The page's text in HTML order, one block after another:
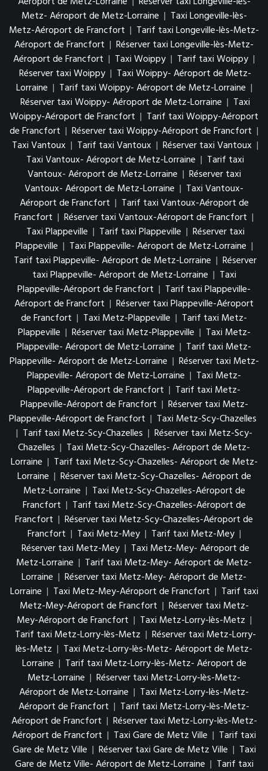
Metz- Aéroport de Metz-Lorraine | Taxi Longeville-lès-
Metz-Aéroport de Francfort | Tarif taxi Longeville-lès-Metz-
Aéroport de Francfort | Réserver taxi Longeville-lès-Metz-
Aéroport de Francfort | Taxi Woippy | Tarif taxi Woippy |
Réserver taxi Woippy | Taxi Woippy- Aéroport de Metz-
Lorraine | Tarif taxi Woippy- Aéroport de Metz-Lorraine |
Réserver taxi Woippy- Aéroport de Metz-Lorraine | Taxi
Woippy-Aéroport de Francfort | Tarif taxi Woippy-Aéroport
de Francfort | Réserver taxi Woippy-Aéroport de Francfort |
Taxi Vantoux | Tarif taxi Vantoux | Réserver taxi Vantoux |
Taxi Vantoux- Aéroport de Metz-Lorraine | Tarif taxi
Vantoux- Aéroport de Metz-Lorraine | Réserver taxi
Vantoux- Aéroport de Metz-Lorraine | Taxi Vantoux-
Aéroport de Francfort | Tarif taxi Vantoux-Aéroport de
Francfort | Réserver taxi Vantoux-Aéroport de Francfort |
Taxi Plappeville | Tarif taxi Plappeville | Réserver taxi
Plappeville | Taxi Plappeville- Aéroport de Metz-Lorraine |
Tarif taxi Plappeville- Aéroport de Metz-Lorraine | Réserver
taxi Plappeville- Aéroport de Metz-Lorraine | Taxi
Plappeville-Aéroport de Francfort | Tarif taxi Plappeville-
Aéroport de Francfort | Réserver taxi Plappeville-Aéroport
de Francfort | Taxi Metz-Plappeville | Tarif taxi Metz-
Plappeville | Réserver taxi Metz-Plappeville | Taxi Metz-
Plappeville- Aéroport de Metz-Lorraine | Tarif taxi Metz-
Plappeville- Aéroport de Metz-Lorraine | Réserver taxi Metz-
Plappeville- Aéroport de Metz-Lorraine | Taxi Metz-
Plappeville-Aéroport de Francfort | Tarif taxi Metz-
Plappeville-Aéroport de Francfort | Réserver taxi Metz-
Plappeville-Aéroport de Francfort | Taxi Metz-Scy-Chazelles
| Tarif taxi Metz-Scy-Chazelles | Réserver taxi Metz-Scy-
Chazelles | Taxi Metz-Scy-Chazelles- Aéroport de Metz-
Lorraine | Tarif taxi Metz-Scy-Chazelles- Aéroport de Metz-
Lorraine | Réserver taxi Metz-Scy-Chazelles- Aéroport de
Metz-Lorraine | Taxi Metz-Scy-Chazelles-Aéroport de
Francfort | Tarif taxi Metz-Scy-Chazelles-Aéroport de
Francfort | Réserver taxi Metz-Scy-Chazelles-Aéroport de
Francfort | Taxi Metz-Mey | Tarif taxi Metz-Mey |
Réserver taxi Metz-Mey | Taxi Metz-Mey- Aéroport de
Metz-Lorraine | Tarif taxi Metz-Mey- Aéroport de Metz-
Lorraine | Réserver taxi Metz-Mey- Aéroport de Metz-
Lorraine | Taxi Metz-Mey-Aéroport de Francfort | Tarif taxi
Metz-Mey-Aéroport de Francfort | Réserver taxi Metz-
Mey-Aéroport de Francfort | Taxi Metz-Lorry-lès-Metz |
Tarif taxi Metz-Lorry-lès-Metz | Réserver taxi Metz-Lorry-
lès-Metz | Taxi Metz-Lorry-lès-Metz- Aéroport de Metz-
Lorraine | Tarif taxi Metz-Lorry-lès-Metz- Aéroport de
Metz-Lorraine | Réserver taxi Metz-Lorry-lès-Metz-
Aéroport de Metz-Lorraine | Taxi Metz-Lorry-lès-Metz-
Aéroport de Francfort | Tarif taxi Metz-Lorry-lès-Metz-
Aéroport de Francfort | Réserver taxi Metz-Lorry-lès-Metz-
Aéroport de Francfort | Taxi Gare de Metz Ville | Tarif taxi
Gare de Metz Ville | Réserver taxi Gare de Metz Ville | Taxi
Gare de Metz Ville- Aéroport de Metz-Lorraine | Tarif taxi